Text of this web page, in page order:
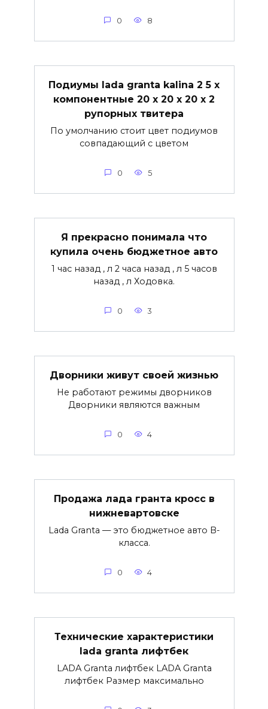
0 8
Подиумы lada granta kalina 2 5 х
компонентные 20 х 20 х 20 х 2
рупорных твитера
По умолчанию стоит цвет подиумов
совпадающий с цветом
0 5
Я прекрасно понимала что
купила очень бюджетное авто
1 час назад , л 2 часа назад , л 5 часов
назад , л Ходовка.
0 3
Дворники живут своей жизнью
Не работают режимы дворников
Дворники являются важным
0 4
Продажа лада гранта кросс в
нижневартовске
Lada Granta — это бюджетное авто B-
класса.
0 4
Технические характеристики
lada granta лифтбек
LADA Granta лифтбек LADA Granta
лифтбек Размер максимально